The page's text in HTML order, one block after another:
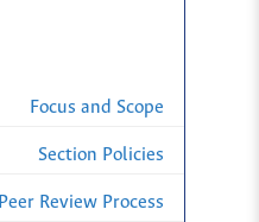
Focus and Scope
Section Policies
Peer Review Process